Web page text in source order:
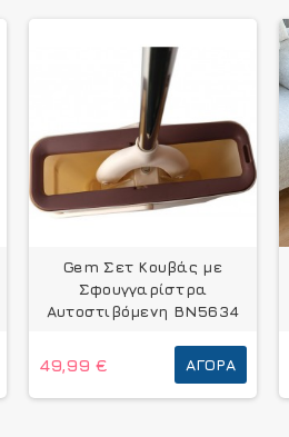
Gem Σετ Κουβάς με
Σφουγγαρίστρα
Αυτοστιβόμενη BN5634
49,99 € ΑΓΟΡΆ